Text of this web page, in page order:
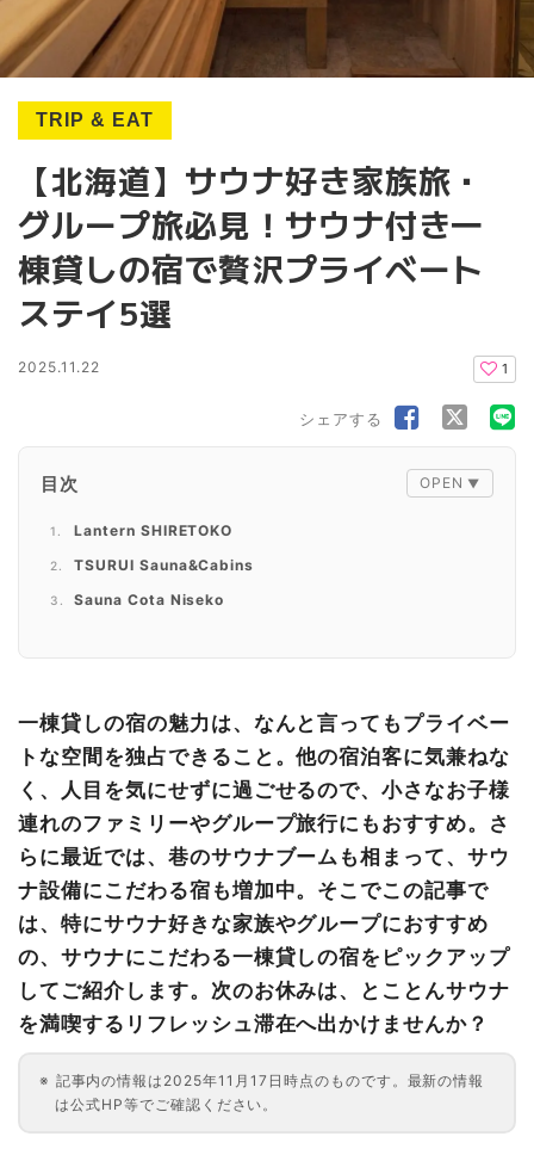
TRIP & EAT
【北海道】サウナ好き家族旅・
グループ旅必見！サウナ付き一
棟貸しの宿で贅沢プライベート
ステイ5選
2025.11.22 1
シェアする
目次
Lantern SHIRETOKO
TSURUI Sauna&Cabins
Sauna Cota Niseko
一棟貸しの宿の魅力は、なんと言ってもプライベー
トな空間を独占できること。他の宿泊客に気兼ねな
く、人目を気にせずに過ごせるので、小さなお子様
連れのファミリーやグループ旅行にもおすすめ。さ
らに最近では、巷のサウナブームも相まって、サウ
ナ設備にこだわる宿も増加中。そこでこの記事で
は、特にサウナ好きな家族やグループにおすすめ
の、サウナにこだわる一棟貸しの宿をピックアップ
してご紹介します。次のお休みは、とことんサウナ
を満喫するリフレッシュ滞在へ出かけませんか？
記事内の情報は2025年11月17日時点のものです。最新の情報
は公式HP等でご確認ください。